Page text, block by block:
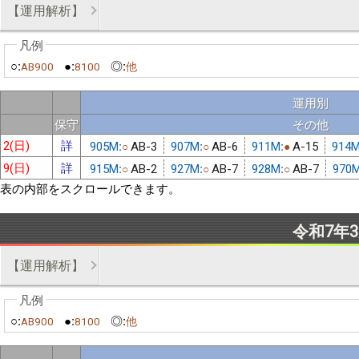
【運用解析】
○:AB900 ●:8100 ◎:他
運用別
保守
その他
2(日)
詳 905M:○AB-3 907M:○AB-6 911M:●A-15
9(日)
詳 915M:○AB-2 927M:○AB-7 928M:○AB-7
表の内部をスクロールできます。
令和7年
【運用解析】
○:AB900 ●:8100 ◎:他